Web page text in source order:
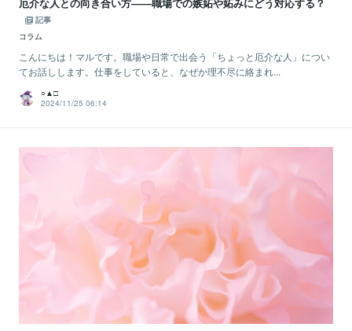
記事
コラム
こんにちは！マルです。職場や日常で出会う「ちょっと厄介な人」につい
てお話しします。仕事をしていると、なぜか理不尽に絡まれ...
○▲□
2024/11/25 06:14